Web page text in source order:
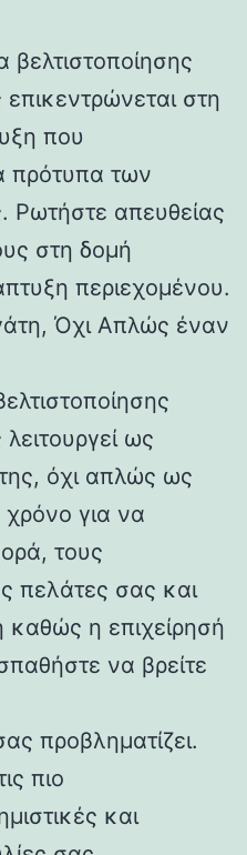
βελτιστοποίησης
στη
που
πρότυπα των
απευθείας
στη δομή
περιεχομένου.
Όχι Απλώς έναν
ως
όχι απλώς ως
χρόνο για να
τους
πελάτες σας και
η επιχείρησή
να βρείτε
προβληματίζει.
πιο
και